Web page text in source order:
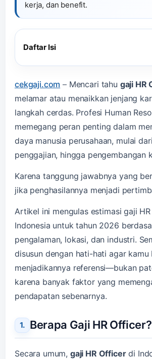
kerja, dan benefit.
Daftar Isi
cekgaji.com – Mencari tahu gaji HR
melamar atau menaikkan jenjang
langkah cerdas. Profesi Human
memegang peran penting dalam
daya manusia perusahaan, mulai
penggajian, hingga pengembangan
Karena tanggung jawabnya yang
jika penghasilannya menjadi
Artikel ini mengulas estimasi gaji
Indonesia untuk tahun 2026
pengalaman, lokasi, dan industri.
disusun dengan hati-hati agar kamu
menjadikannya referensi—bukan
karena banyak faktor yang
pendapatan sebenarnya.
Berapa Gaji HR Officer?
Secara umum, gaji HR Officerdi